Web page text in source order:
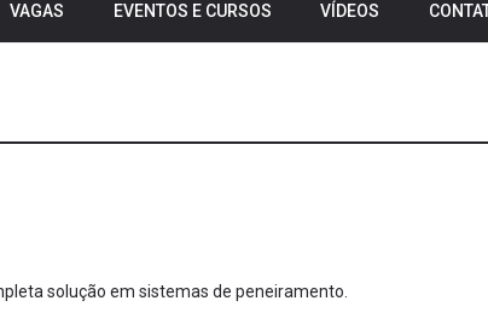
VAGAS EVENTOS E CURSOS VÍDEOS
solução em sistemas de peneiramento.